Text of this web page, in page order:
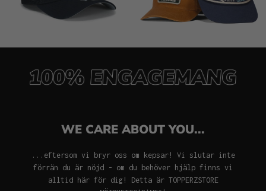
WE CARE ABOUT YOU...
...eftersom vi bryr oss om kepsar! Vi slutar inte
förrän du är nöjd - om du behöver hjälp finns vi
alltid här för dig! Detta är TOPPERZSTORE